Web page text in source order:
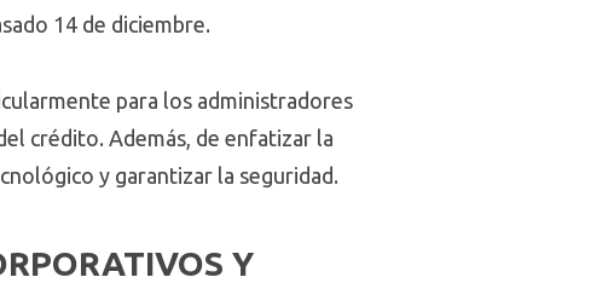
14 de diciembre.
para los administradores
crédito. Además, de enfatizar la
y garantizar la seguridad.
Y